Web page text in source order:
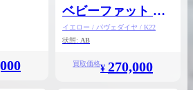
ベビーファット チ
ャーム
イエロー / パヴェダイヤ / K22
状態: AB
買取価格¥ 270,000